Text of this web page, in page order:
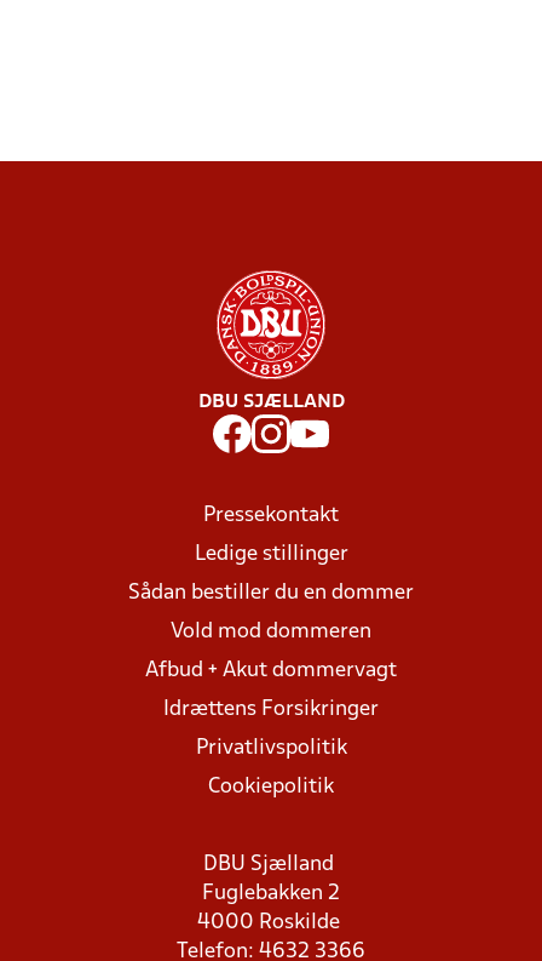
DBU SJÆLLAND
Pressekontakt
Ledige stillinger
Sådan bestiller du en dommer
Vold mod dommeren
Afbud + Akut dommervagt
Idrættens Forsikringer
Privatlivspolitik
Cookiepolitik
DBU Sjælland
Fuglebakken 2
4000 Roskilde
Telefon: 4632 3366